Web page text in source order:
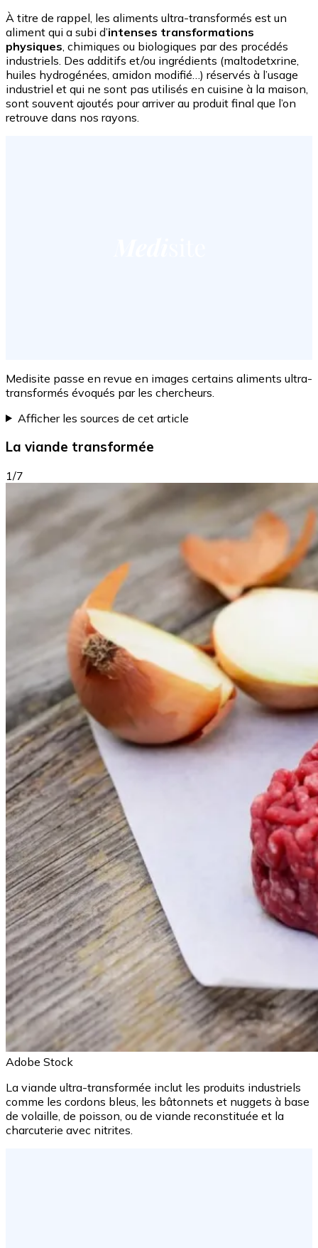
À titre de rappel, les aliments ultra-transformés est un
aliment qui a subi d’intenses transformations
physiques , chimiques ou biologiques par des procédés
industriels. Des additifs et/ou ingrédients (maltodetxrine,
huiles hydrogénées, amidon modifié…) réservés à l’usage
industriel et qui ne sont pas utilisés en cuisine à la maison,
sont souvent ajoutés pour arriver au produit final que l’on
retrouve dans nos rayons.
Medisite passe en revue en images certains aliments ultra-
transformés évoqués par les chercheurs.
Afficher les sources de cet article
La viande transformée
1/7
Adobe Stock
La viande ultra-transformée inclut les produits industriels
comme les cordons bleus, les bâtonnets et nuggets à base
de volaille, de poisson, ou de viande reconstituée et la
charcuterie avec nitrites.